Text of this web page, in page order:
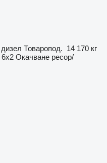
дизел Товаропод. 14 170 кг
6x2 Окачване ресор/